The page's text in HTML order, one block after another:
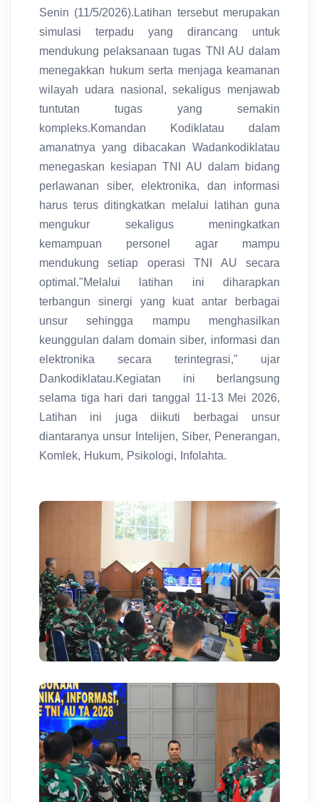
Senin (11/5/2026).Latihan tersebut merupakan
simulasi terpadu yang dirancang untuk
mendukung pelaksanaan tugas TNI AU dalam
menegakkan hukum serta menjaga keamanan
wilayah udara nasional, sekaligus menjawab
tuntutan tugas yang semakin
kompleks.Komandan Kodiklatau dalam
amanatnya yang dibacakan Wadankodiklatau
menegaskan kesiapan TNI AU dalam bidang
perlawanan siber, elektronika, dan informasi
harus terus ditingkatkan melalui latihan guna
mengukur sekaligus meningkatkan
kemampuan personel agar mampu
mendukung setiap operasi TNI AU secara
optimal."Melalui latihan ini diharapkan
terbangun sinergi yang kuat antar berbagai
unsur sehingga mampu menghasilkan
keunggulan dalam domain siber, informasi dan
elektronika secara terintegrasi," ujar
Dankodiklatau.Kegiatan ini berlangsung
selama tiga hari dari tanggal 11-13 Mei 2026,
Latihan ini juga diikuti berbagai unsur
diantaranya unsur Intelijen, Siber, Penerangan,
Komlek, Hukum, Psikologi, Infolahta.